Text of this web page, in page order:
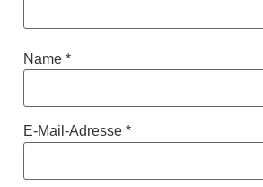
Name *
E-Mail-Adresse *